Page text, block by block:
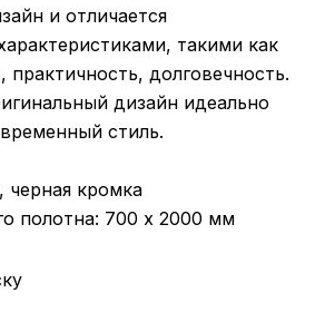
и отличается
такими как
практичность, долговечность.
дизайн идеально
стиль.
черная кромка
полотна: 700 х 2000 мм